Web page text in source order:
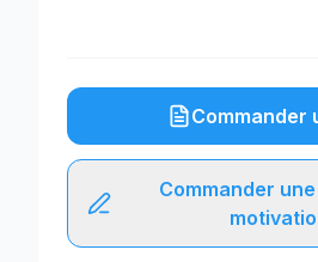
Commander
Commander